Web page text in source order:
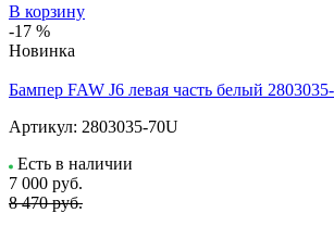
В корзину
-17 %
Новинка
Бампер FAW J6 левая часть белый
Артикул: 2803035-70U
Есть в наличии
7 000 руб.
8 470 руб.